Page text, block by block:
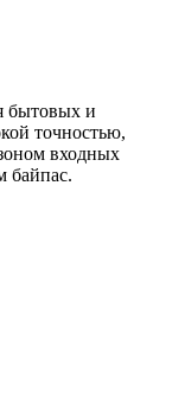
бытовых и
точностью,
входных
байпас.